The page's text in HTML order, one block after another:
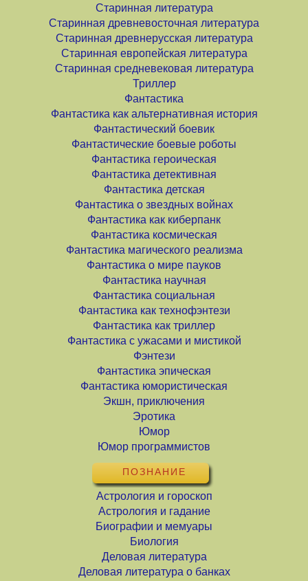
Старинная литература
Старинная древневосточная литература
Старинная древнерусская литература
Старинная европейская литература
Старинная средневековая литература
Триллер
Фантастика
Фантастика как альтернативная история
Фантастический боевик
Фантастические боевые роботы
Фантастика героическая
Фантастика детективная
Фантастика детская
Фантастика о звездных войнах
Фантастика как киберпанк
Фантастика космическая
Фантастика магического реализма
Фантастика о мире пауков
Фантастика научная
Фантастика социальная
Фантастика как технофэнтези
Фантастика как триллер
Фантастика с ужасами и мистикой
Фэнтези
Фантастика эпическая
Фантастика юмористическая
Экшн, приключения
Эротика
Юмор
Юмор программистов
ПОЗНАНИЕ
Астрология и гороскоп
Астрология и гадание
Биографии и мемуары
Биология
Деловая литература
Деловая литература о банках